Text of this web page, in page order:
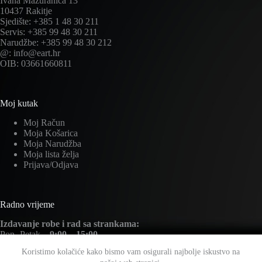
Koristimo kolačiće kako bismo vam osigurali najbolje iskustvo na
10437 Rakitje
Sjedište: +385 1 48 30 211
Servis: +385 99 48 30 211
Narudžbe: +385 99 48 30 212
@: info@eart.hr
OIB: 03661660811
Moj kutak
Moj Račun
Moja Košarica
Moja Narudžba
Moja lista želja
Prijava/Odjava
Radno vrijeme
Izdavanje robe i rad sa strankama:
Pon.-Petak –9:00 – 15:00
Nedjelja –Zatvoreno